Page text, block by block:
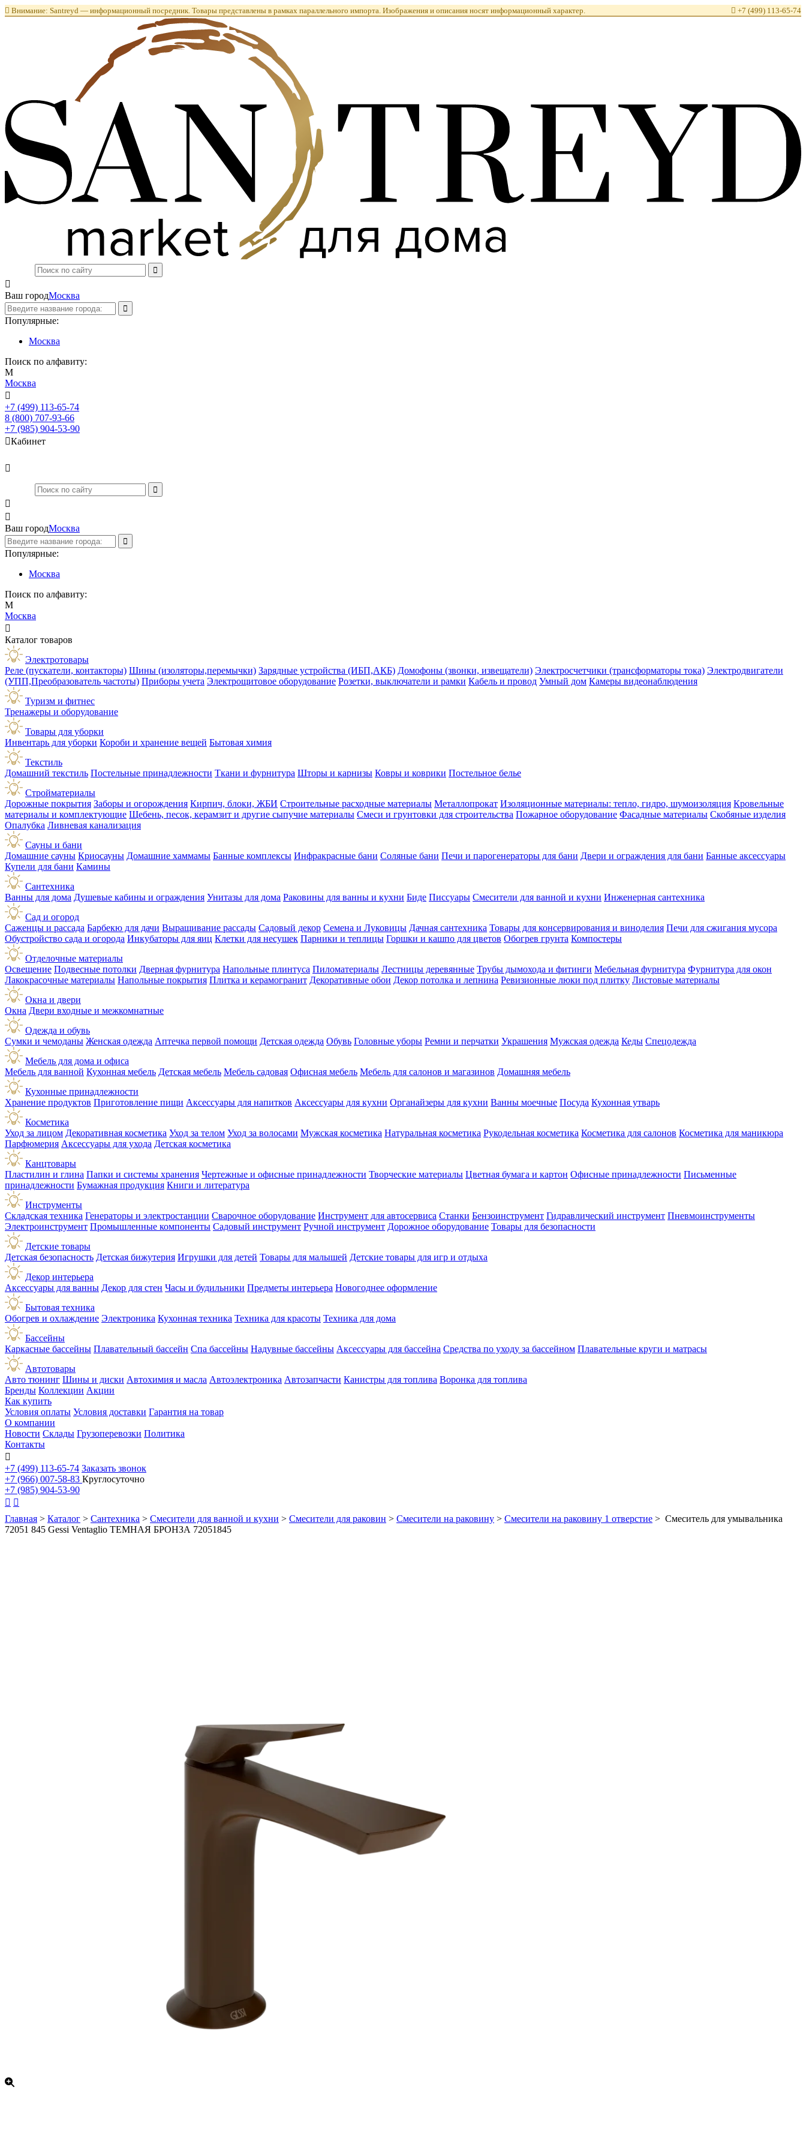
 Внимание: Santreyd — информационный посредник. Товары представлены в рамках параллельного импорта. Изображения и описания носят информационный характер.  +7 (499) 113-65-74

Ваш городМосква
Популярные:
Москва
Поиск по алфавиту:
М
Москва

+7 (499) 113-65-74
8 (800) 707-93-66
+7 (985) 904-53-90
Кабинет



Ваш городМосква
Популярные:
Москва
Поиск по алфавиту:
М
Москва

Каталог товаров
Электротовары
Реле (пускатели, контакторы) Шины (изоляторы,перемычки) Зарядные устройства (ИБП,АКБ) Домофоны (звонки, извещатели) Электросчетчики (трансформаторы тока) Электродвигатели
(УПП,Преобразователь частоты) Приборы учета Электрощитовое оборудование Розетки, выключатели и рамки Кабель и провод Умный дом Камеры видеонаблюдения
Туризм и фитнес
Тренажеры и оборудование
Товары для уборки
Инвентарь для уборки Короби и хранение вещей Бытовая химия
Текстиль
Домашний текстиль Постельные принадлежности Ткани и фурнитура Шторы и карнизы Ковры и коврики Постельное белье
Стройматериалы
Дорожные покрытия Заборы и огорождения Кирпич, блоки, ЖБИ Строительные расходные материалы Металлопрокат Изоляционные материалы: тепло, гидро, шумоизоляция Кровельные
материалы и комплектующие Щебень, песок, керамзит и другие сыпучие материалы Смеси и грунтовки для строительства Пожарное оборудование Фасадные материалы Скобяные изделия
Опалубка Ливневая канализация
Сауны и бани
Домашние сауны Криосауны Домашние хаммамы Банные комплексы Инфракрасные бани Соляные бани Печи и парогенераторы для бани Двери и ограждения для бани Банные аксессуары
Купели для бани Камины
Сантехника
Ванны для дома Душевые кабины и ограждения Унитазы для дома Раковины для ванны и кухни Биде Писсуары Смесители для ванной и кухни Инженерная сантехника
Сад и огород
Саженцы и рассада Барбекю для дачи Выращивание рассады Садовый декор Семена и Луковицы Дачная сантехника Товары для консервирования и виноделия Печи для сжигания мусора
Обустройство сада и огорода Инкубаторы для яиц Клетки для несушек Парники и теплицы Горшки и кашпо для цветов Обогрев грунта Компостеры
Отделочные материалы
Освещение Подвесные потолки Дверная фурнитура Напольные плинтуса Пиломатериалы Лестницы деревянные Трубы дымохода и фитинги Мебельная фурнитура Фурнитура для окон
Лакокрасочные материалы Напольные покрытия Плитка и керамогранит Декоративные обои Декор потолка и лепнина Ревизионные люки под плитку Листовые материалы
Окна и двери
Окна Двери входные и межкомнатные
Одежда и обувь
Сумки и чемоданы Женская одежда Аптечка первой помощи Детская одежда Обувь Головные уборы Ремни и перчатки Украшения Мужская одежда Кеды Спецодежда
Мебель для дома и офиса
Мебель для ванной Кухонная мебель Детская мебель Мебель садовая Офисная мебель Мебель для салонов и магазинов Домашняя мебель
Кухонные принадлежности
Хранение продуктов Приготовление пищи Аксессуары для напитков Аксессуары для кухни Органайзеры для кухни Ванны моечные Посуда Кухонная утварь
Косметика
Уход за лицом Декоративная косметика Уход за телом Уход за волосами Мужская косметика Натуральная косметика Рукодельная косметика Косметика для салонов Косметика для маникюра
Парфюмерия Аксессуары для ухода Детская косметика
Канцтовары
Пластилин и глина Папки и системы хранения Чертежные и офисные принадлежности Творческие материалы Цветная бумага и картон Офисные принадлежности Письменные
принадлежности Бумажная продукция Книги и литература
Инструменты
Складская техника Генераторы и электростанции Сварочное оборудование Инструмент для автосервиса Станки Бензоинструмент Гидравлический инструмент Пневмоинструменты
Электроинструмент Промышленные компоненты Садовый инструмент Ручной инструмент Дорожное оборудование Товары для безопасности
Детские товары
Детская безопасность Детская бижутерия Игрушки для детей Товары для малышей Детские товары для игр и отдыха
Декор интерьера
Аксессуары для ванны Декор для стен Часы и будильники Предметы интерьера Новогоднее оформление
Бытовая техника
Обогрев и охлаждение Электроника Кухонная техника Техника для красоты Техника для дома
Бассейны
Каркасные бассейны Плавательный бассейн Спа бассейны Надувные бассейны Аксессуары для бассейна Средства по уходу за бассейном Плавательные круги и матрасы
Автотовары
Авто тюнинг Шины и диски Автохимия и масла Автоэлектроника Автозапчасти Канистры для топлива Воронка для топлива
Бренды Коллекции Акции
Как купить
Условия оплаты Условия доставки Гарантия на товар
О компании
Новости Склады Грузоперевозки Политика
Контакты

+7 (499) 113-65-74 Заказать звонок
+7 (966) 007-58-83 Круглосуточно
+7 (985) 904-53-90
 
Главная > Каталог > Сантехника > Смесители для ванной и кухни > Смесители для раковин > Смесители на раковину > Смесители на раковину 1 отверстие > Смеситель для умывальника
72051 845 Gessi Ventaglio ТЕМНАЯ БРОНЗА 72051845